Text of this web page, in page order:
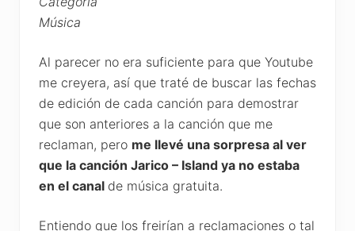
Música
Al parecer no era suficiente para que Youtube
me creyera, así que traté de buscar las fechas
de edición de cada canción para demostrar
que son anteriores a la canción que me
reclaman, pero me llevé una sorpresa al ver
que la canción Jarico – Island ya no estaba
en el canal de música gratuita.
Entiendo que los freirían a reclamaciones o tal